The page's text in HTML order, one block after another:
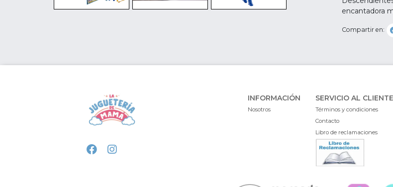
encantadora
Compartir en:
INFORMACIÓN
Nosotros
SERVICIO AL CLIENTE
Términos y condiciones
Contacto
Libro de reclamaciones